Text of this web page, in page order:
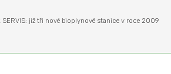
SERVIS: již tři nové bioplynové stanice v roce 2009